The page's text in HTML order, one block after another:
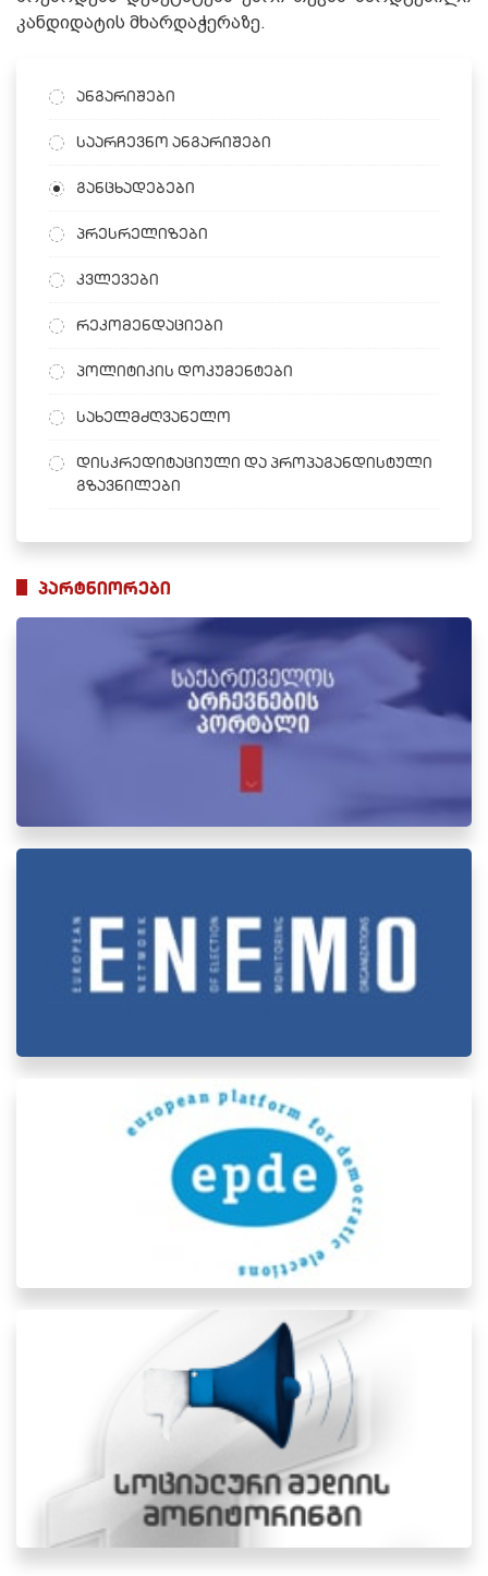
კანდიდატის მხარდაჭერაზე.
ანგარიშები
საარჩევნო ანგარიშები
განცხადებები
პრესრელიზები
კვლევები
რეკომენდაციები
პოლიტიკის დოკუმენტები
სახელმძღვანელო
დისკრედიტაციული და პროპაგანდისტული
გზავნილები
პარტნიორები